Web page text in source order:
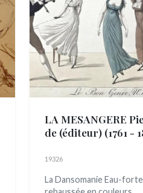
LA MESANGERE
de (éditeur) (1761 -
19326
La Dansomanie Eau-forte